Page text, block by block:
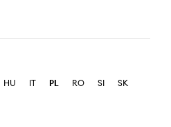
HU IT PL RO SI
SK